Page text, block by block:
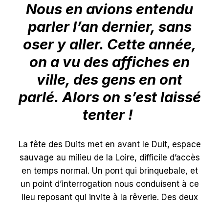
DE
ET
DES
IDÉES
!
Nous en avions entendu
parler l’an dernier, sans
oser y aller. Cette année,
on a vu des affiches en
ville, des gens en ont
parlé. Alors on s’est laissé
tenter !
La fête des Duits met en avant le Duit, espace
sauvage au milieu de la Loire, difficile d’accès
en temps normal. Un pont qui brinquebale, et
un point d’interrogation nous conduisent à ce
lieu reposant qui invite à la rêverie. Des deux